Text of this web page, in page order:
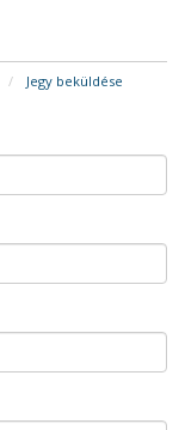
Jegy beküldése